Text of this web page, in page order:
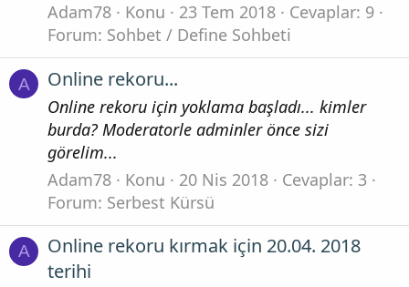
Adam78
Konu 23 Tem 2018
Cevaplar: 9
Forum: Sohbet / Define Sohbeti
A Online rekoru...
Online rekoru için yoklama başladı... kimler
burda? Moderatorle adminler önce sizi
görelim...
Adam78
Konu 20 Nis 2018
Cevaplar: 3
Forum: Serbest Kürsü
A
Online rekoru kırmak için 20.04. 2018
terihi